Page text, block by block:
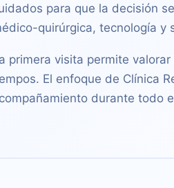
para que la decisión
quirúrgica, tecnología y
primera visita permite
El enfoque de Clínica
durante todo